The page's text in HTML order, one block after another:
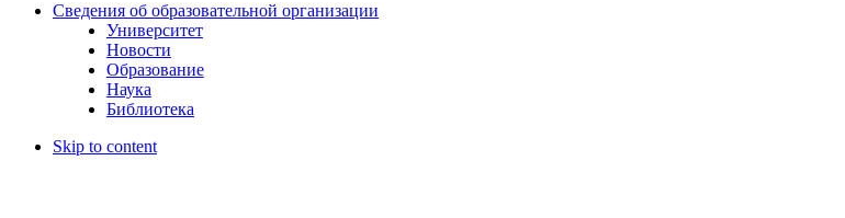
Сведения об образовательной организации
Университет
Новости
Образование
Наука
Библиотека
Skip to content